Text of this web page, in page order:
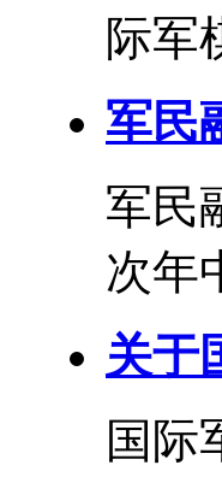
际军
军民
军民
次年
关于
国际